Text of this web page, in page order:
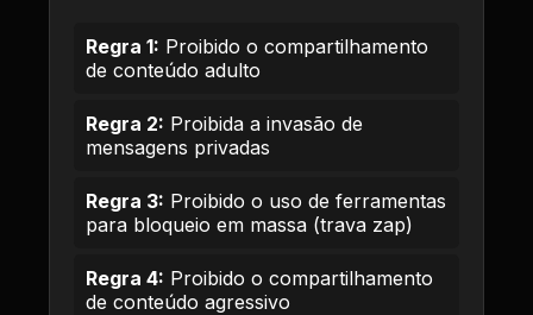
Regra 1: Proibido o compartilhamento
de conteúdo adulto
Regra 2: Proibida a invasão de
mensagens privadas
Regra 3: Proibido o uso de ferramentas
para bloqueio em massa (trava zap)
Regra 4: Proibido o compartilhamento
de conteúdo agressivo